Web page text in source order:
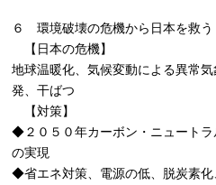
６ 環境破壊の危機から日本を救う
【日本の危機】
地球温暖化、気候変動による異常
発、干ばつ
【対策】
◆２０５０年カーボン・ニュート
の実現
◆省エネ対策、電源の低、脱炭素化